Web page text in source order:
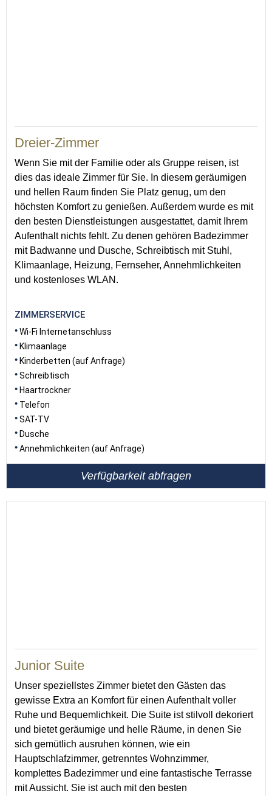
Dreier-Zimmer
Wenn Sie mit der Familie oder als Gruppe reisen, ist
dies das ideale Zimmer für Sie. In diesem geräumigen
und hellen Raum finden Sie Platz genug, um den
höchsten Komfort zu genießen. Außerdem wurde es mit
den besten Dienstleistungen ausgestattet, damit Ihrem
Aufenthalt nichts fehlt. Zu denen gehören Badezimmer
mit Badwanne und Dusche, Schreibtisch mit Stuhl,
Klimaanlage, Heizung, Fernseher, Annehmlichkeiten
und kostenloses WLAN.
ZIMMERSERVICE
Wi-Fi Internetanschluss
Klimaanlage
Kinderbetten (auf Anfrage)
Schreibtisch
Haartrockner
Telefon
SAT-TV
Dusche
Annehmlichkeiten (auf Anfrage)
Verfügbarkeit abfragen
Junior Suite
Unser speziellstes Zimmer bietet den Gästen das
gewisse Extra an Komfort für einen Aufenthalt voller
Ruhe und Bequemlichkeit. Die Suite ist stilvoll dekoriert
und bietet geräumige und helle Räume, in denen Sie
sich gemütlich ausruhen können, wie ein
Hauptschlafzimmer, getrenntes Wohnzimmer,
komplettes Badezimmer und eine fantastische Terrasse
mit Aussicht. Sie ist auch mit den besten